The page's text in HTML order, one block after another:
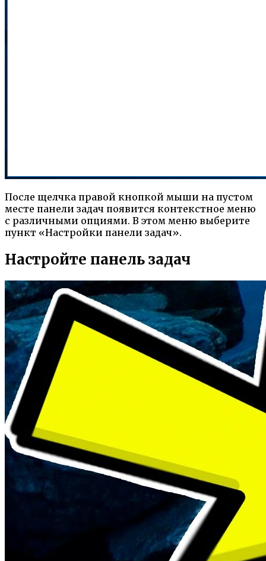
После щелчка правой кнопкой мыши на пустом
месте панели задач появится контекстное меню
с различными опциями. В этом меню выберите
пункт «Настройки панели задач».
Настройте панель задач